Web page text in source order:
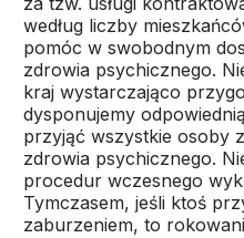
według liczby
pomóc w swobodnym
zdrowia psychicznego.
kraj wystarczająco
dysponujemy
przyjąć wszystkie osoby
zdrowia psychicznego.
procedur wczesnego
Tymczasem, jeśli ktoś
zaburzeniem, to